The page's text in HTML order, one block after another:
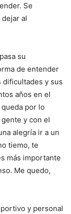
Se
al
su
de entender
dificultades y sus
años en el
por lo
y con el
alegría ir a un
tiemo, te
más importante
Me quedo,
y personal